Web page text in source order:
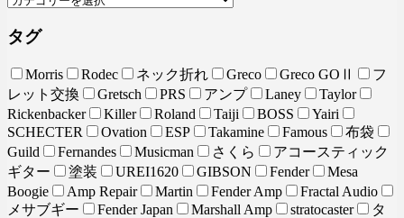
タグ
Morris Rodec ネック折れ Greco Greco GOⅡ
フ
レット交換
Gretsch PRS アンプ Laney
Taylor
Rickenbacker
Killer Roland Taiji BOSS
Yairi
SCHECTER
Ovation ESP Takamine Famous
布袋
Guild
Fernandes Musicman さくら
アコースティック
ギター
塗装 UREI1620 GIBSON Fender
Mesa
Boogie
Amp Repair Martin Fender Amp
Fractal Audio
メサブギー
Fender Japan Marshall Amp stratocaster
タ